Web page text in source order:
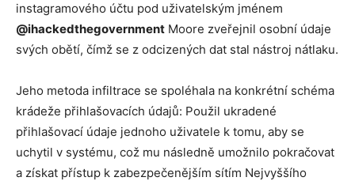
instagramového účtu pod uživatelským jménem
@ihackedthegovernment Moore zveřejnil osobní údaje
svých obětí, čímž se z odcizených dat stal nástroj nátlaku.
Jeho metoda infiltrace se spoléhala na konkrétní schéma
krádeže přihlašovacích údajů: Použil ukradené
přihlašovací údaje jednoho uživatele k tomu, aby se
uchytil v systému, což mu následně umožnilo pokračovat
a získat přístup k zabezpečenějším sítím Nejvyššího